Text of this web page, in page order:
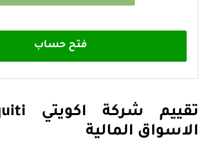
فتح حساب
الاسواق المالية